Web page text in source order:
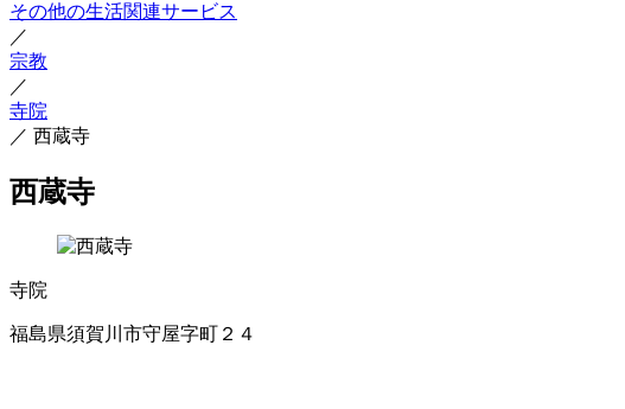
その他の生活関連サービス
／
宗教
／
寺院
／ 西蔵寺
西蔵寺
寺院
福島県須賀川市守屋字町２４